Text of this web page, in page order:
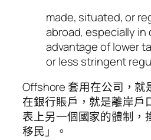
made, situated, or
abroad, especially in
advantage of lower
or less stringent
Offshore 套用在公司，就
在銀行賬戶，就是離岸戶
表上另一個國家的體制，
移民」。